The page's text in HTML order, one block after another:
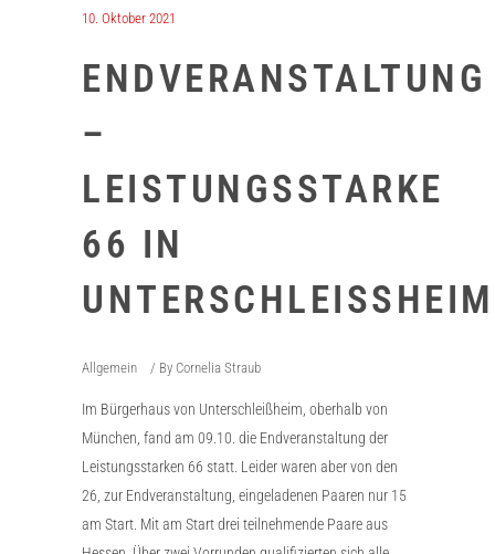
10. Oktober 2021
ENDVERANSTALTUNG
–
LEISTUNGSSTARKE
66 IN
UNTERSCHLEISSHEIM
Allgemein By Cornelia Straub
Im Bürgerhaus von Unterschleißheim, oberhalb von
München, fand am 09.10. die Endveranstaltung der
Leistungsstarken 66 statt. Leider waren aber von den
26, zur Endveranstaltung, eingeladenen Paaren nur 15
am Start. Mit am Start drei teilnehmende Paare aus